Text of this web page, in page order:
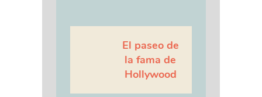
El paseo de
la fama de
Hollywood